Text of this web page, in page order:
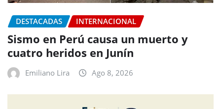
DESTACADAS INTERNACIONAL
Sismo en Perú causa un muerto y
cuatro heridos en Junín
Emiliano Lira Ago 8, 2026